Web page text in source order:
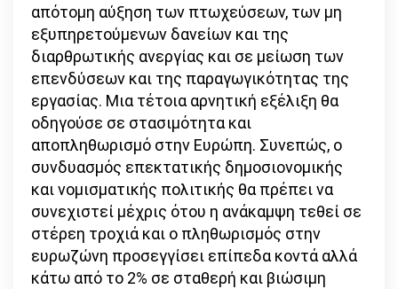
απότομη αύξηση των πτωχεύσεων, των μη
εξυπηρετούμενων δανείων και της
διαρθρωτικής ανεργίας και σε μείωση των
επενδύσεων και της παραγωγικότητας της
εργασίας. Μια τέτοια αρνητική εξέλιξη θα
οδηγούσε σε στασιμότητα και
αποπληθωρισμό στην Ευρώπη. Συνεπώς, ο
συνδυασμός επεκτατικής δημοσιονομικής
και νομισματικής πολιτικής θα πρέπει να
συνεχιστεί μέχρις ότου η ανάκαμψη τεθεί σε
στέρεη τροχιά και ο πληθωρισμός στην
ευρωζώνη προσεγγίσει επίπεδα κοντά αλλά
κάτω από το 2% σε σταθερή και βιώσιμη